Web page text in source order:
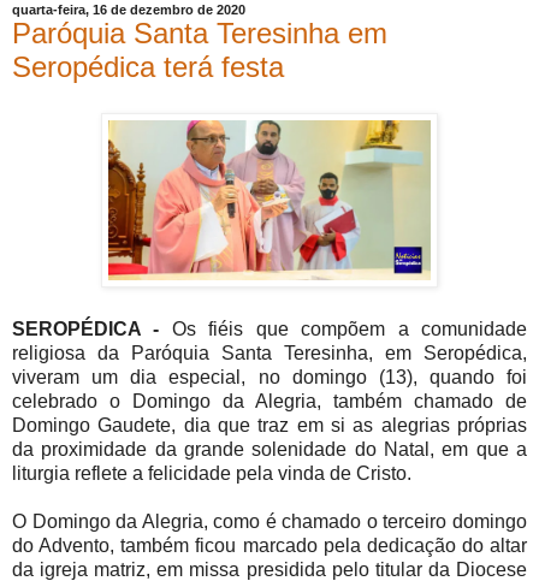
quarta-feira, 16 de dezembro de 2020
Paróquia Santa Teresinha em
Seropédica terá festa
SEROPÉDICA - Os fiéis que compõem a comunidade
religiosa da Paróquia Santa Teresinha, em Seropédica,
viveram um dia especial, no domingo (13), quando foi
celebrado o Domingo da Alegria, também chamado de
Domingo Gaudete, dia que traz em si as alegrias próprias
da proximidade da grande solenidade do Natal, em que a
liturgia reflete a felicidade pela vinda de Cristo.
O Domingo da Alegria, como é chamado o terceiro domingo
do Advento, também ficou marcado pela dedicação do altar
da igreja matriz, em missa presidida pelo titular da Diocese